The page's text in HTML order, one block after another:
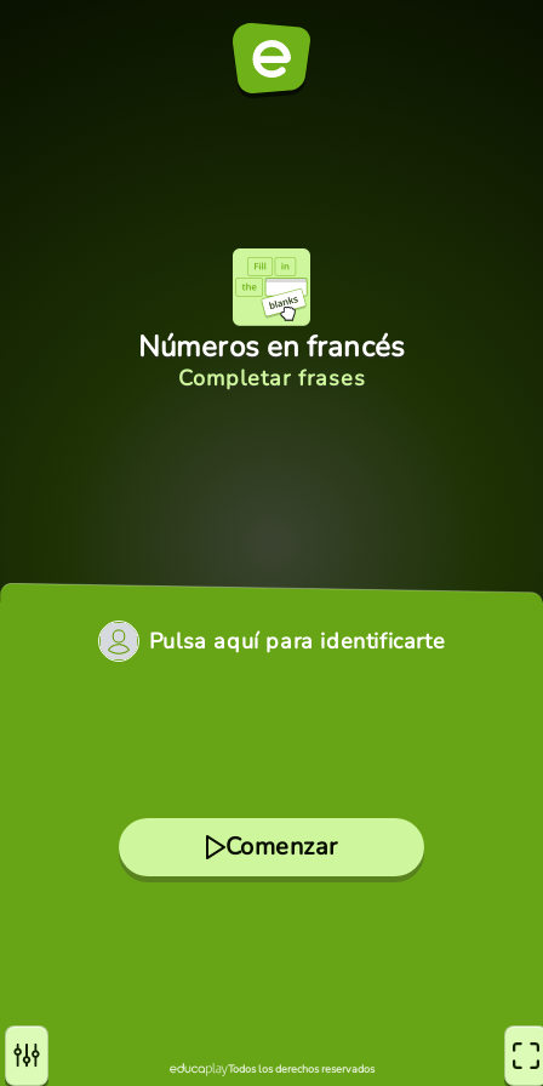
Números en francés
Completar frases
Pulsa aquí para identificarte
Comenzar
Todos los derechos reservados